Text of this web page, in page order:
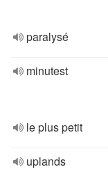
paralysé
minutest
le plus petit
uplands